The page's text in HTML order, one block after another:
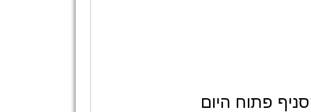
פתוח היום